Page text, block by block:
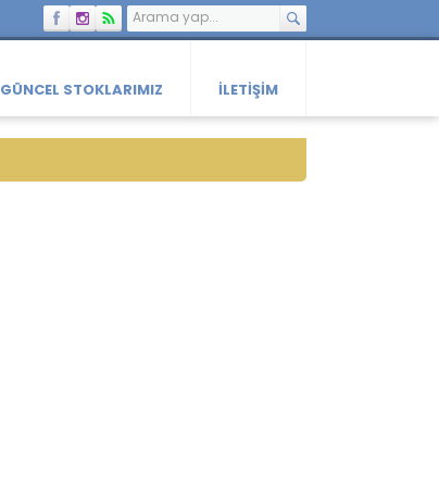
GÜNCEL STOKLARIMIZ İLETIŞIM